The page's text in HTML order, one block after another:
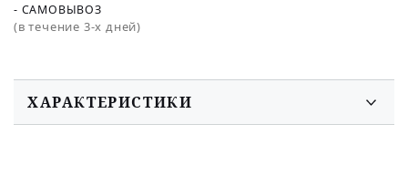
- САМОВЫВОЗ
(в течение 3-х дней)
ХАРАКТЕРИСТИКИ